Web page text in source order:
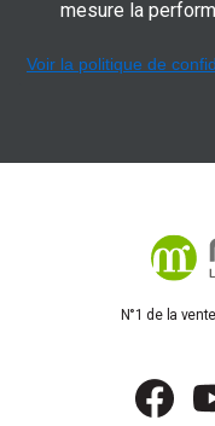
mesure la
Voir la politique de
N°1 de la